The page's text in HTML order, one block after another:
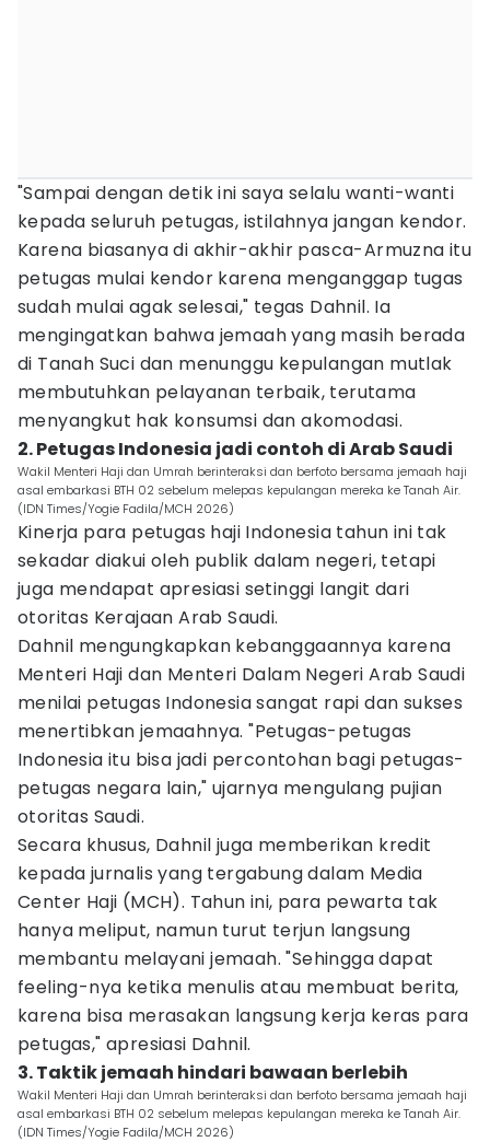
"Sampai dengan detik ini saya selalu wanti-wanti
kepada seluruh petugas, istilahnya jangan kendor.
Karena biasanya di akhir-akhir pasca-Armuzna itu
petugas mulai kendor karena menganggap tugas
sudah mulai agak selesai," tegas Dahnil. Ia
mengingatkan bahwa jemaah yang masih berada
di Tanah Suci dan menunggu kepulangan mutlak
membutuhkan pelayanan terbaik, terutama
menyangkut hak konsumsi dan akomodasi.
2. Petugas Indonesia jadi contoh di Arab Saudi
Wakil Menteri Haji dan Umrah berinteraksi dan berfoto bersama jemaah haji
asal embarkasi BTH 02 sebelum melepas kepulangan mereka ke Tanah Air.
(IDN Times/Yogie Fadila/MCH 2026)
Kinerja para petugas haji Indonesia tahun ini tak
sekadar diakui oleh publik dalam negeri, tetapi
juga mendapat apresiasi setinggi langit dari
otoritas Kerajaan Arab Saudi.
Dahnil mengungkapkan kebanggaannya karena
Menteri Haji dan Menteri Dalam Negeri Arab Saudi
menilai petugas Indonesia sangat rapi dan sukses
menertibkan jemaahnya. "Petugas-petugas
Indonesia itu bisa jadi percontohan bagi petugas-
petugas negara lain," ujarnya mengulang pujian
otoritas Saudi.
Secara khusus, Dahnil juga memberikan kredit
kepada jurnalis yang tergabung dalam Media
Center Haji (MCH). Tahun ini, para pewarta tak
hanya meliput, namun turut terjun langsung
membantu melayani jemaah. "Sehingga dapat
feeling-nya ketika menulis atau membuat berita,
karena bisa merasakan langsung kerja keras para
petugas," apresiasi Dahnil.
3. Taktik jemaah hindari bawaan berlebih
Wakil Menteri Haji dan Umrah berinteraksi dan berfoto bersama jemaah haji
asal embarkasi BTH 02 sebelum melepas kepulangan mereka ke Tanah Air.
(IDN Times/Yogie Fadila/MCH 2026)